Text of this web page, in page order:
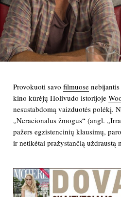
HOROSKOPAI
ASTROLOGIJA
POLITIKA
KULTŪRA
LAISVALAIKIS
MUZIKA
Provokuoti savo filmuosenebijantis
kino kūrėjų Holivudo istorijoje
nesustabdomą vaizduotės polėkį.
„Neracionalus žmogus“ (angl.
pažers egzistencinių klausimų,
ir netikėtai pražystančią uždraustą